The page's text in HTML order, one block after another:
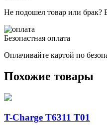
Не подошел товар или брак?
Безопастная оплата
Оплачивайте картой по
Похожие товары
T-Charge T6311 T01